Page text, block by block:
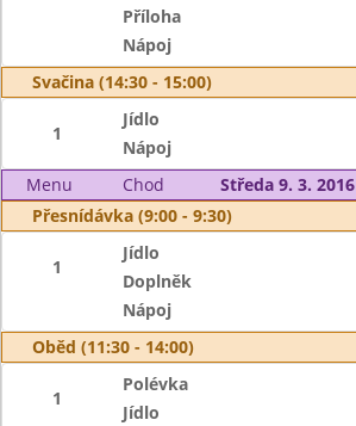
Příloha
Nápoj
Svačina (14:30 - 15:00)
1
Jídlo
Nápoj
Menu
Chod
Středa 9. 3. 2016
Přesnídávka (9:00 - 9:30)
1
Jídlo
Doplněk
Nápoj
Oběd (11:30 - 14:00)
1
Polévka
Jídlo